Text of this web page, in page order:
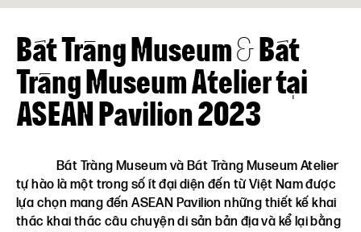
Bát Tràng Museum & Bát
Tràng Museum Atelier tại
ASEAN Pavilion 2023
Bát Tràng Museum và Bát Tràng Museum Atelier
tự hào là một trong số ít đại diện đến từ Việt Nam được
lựa chọn mang đến ASEAN Pavilion những thiết kế khai
thác khai thác câu chuyện di sản bản địa và kể lại bằng